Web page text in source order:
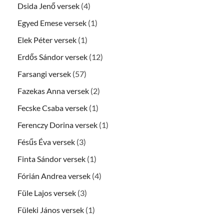
Dsida Jenő versek (4)
Egyed Emese versek (1)
Elek Péter versek (1)
Erdős Sándor versek (12)
Farsangi versek (57)
Fazekas Anna versek (2)
Fecske Csaba versek (1)
Ferenczy Dorina versek (1)
Fésűs Éva versek (3)
Finta Sándor versek (1)
Fórián Andrea versek (4)
Füle Lajos versek (3)
Füleki János versek (1)